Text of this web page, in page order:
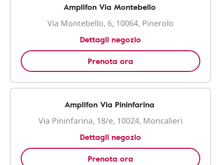
Amplifon Via Montebello
Via Montebello, 6, 10064, Pinerolo
Dettagli negozio
Prenota ora
Amplifon Via Pininfarina
Via Pininfarina, 18/e, 10024, Moncalieri
Dettagli negozio
Prenota ora